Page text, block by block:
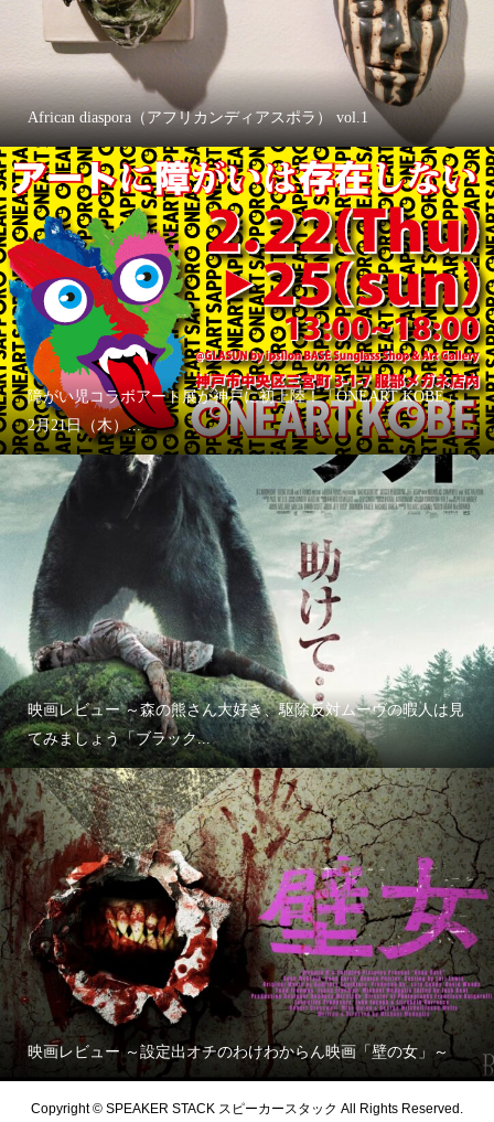
African diaspora（アフリカンディアスポラ） vol.1
障がい児コラボアート展が神戸に初上陸！「ONEART KOBE」
2月21日（木）...
映画レビュー ～森の熊さん大好き、駆除反対ムーヴの暇人は見
てみましょう「ブラック...
映画レビュー ～設定出オチのわけわからん映画「壁の女」～
Copyright © SPEAKER STACK スピーカースタック All Rights Reserved.